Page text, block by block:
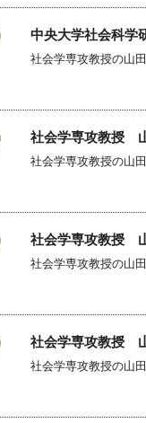
中央大学社会科学
社会学専攻教授
社会学専攻教授
社会学専攻教授